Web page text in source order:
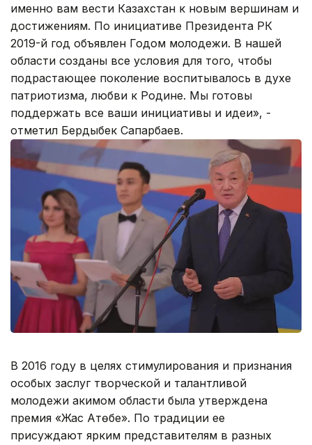
именно вам вести Казахстан к новым вершинам и
достижениям. По инициативе Президента РК
2019-й год объявлен Годом молодежи. В нашей
области созданы все условия для того, чтобы
подрастающее поколение воспитывалось в духе
патриотизма, любви к Родине. Мы готовы
поддержать все ваши инициативы и идеи», -
отметил Бердыбек Сапарбаев.
В 2016 году в целях стимулирования и признания
особых заслуг творческой и талантливой
молодежи акимом области была утверждена
премия «Жас Ақтөбе». По традиции ее
присуждают ярким представителям в разных